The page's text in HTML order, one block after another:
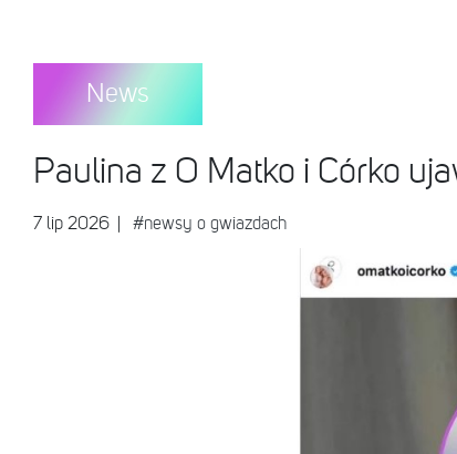
News
Paulina z O Matko i Córko
7 lip 2026 #newsy o gwiazdach